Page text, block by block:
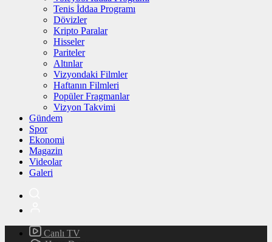
Tenis İddaa Programı
Dövizler
Kripto Paralar
Hisseler
Pariteler
Altınlar
Vizyondaki Filmler
Haftanın Filmleri
Popüler Fragmanlar
Vizyon Takvimi
Gündem
Spor
Ekonomi
Magazin
Videolar
Galeri
Canlı TV